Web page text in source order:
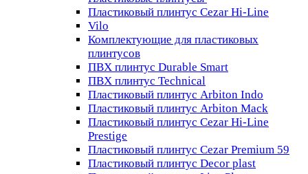
Пластиковый плинтус Cezar Hi-Line
Vilo
Комплектующие для пластиковых
плинтусов
ПВХ плинтус Durable Smart
ПВХ плинтус Technical
Пластиковый плинтус Arbiton Indo
Пластиковый плинтус Arbiton Mack
Пластиковый плинтус Cezar Hi-Line
Prestige
Пластиковый плинтус Cezar Premium 59
Пластиковый плинтус Decor plast